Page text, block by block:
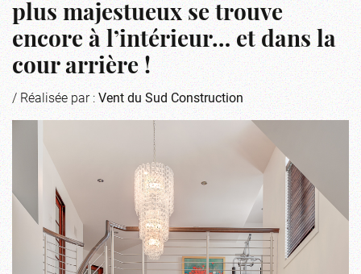
plus majestueux se trouve
encore à l’intérieur… et dans la
cour arrière !
/ Réalisée par :Vent du Sud Construction